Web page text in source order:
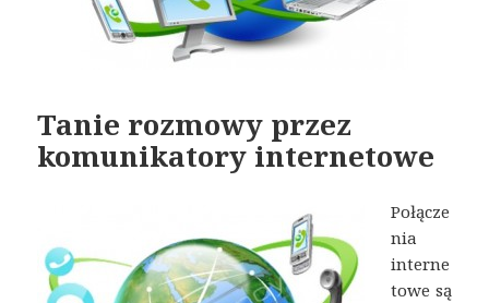
Tanie rozmowy przez
komunikatory internetowe
Połącze
nia
interne
towe są